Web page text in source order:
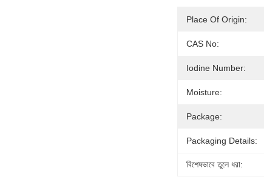
Place Of Origin:
CAS No:
Iodine Number:
Moisture:
Package:
Packaging Details:
বিশেষভাবে তুলে ধরা: